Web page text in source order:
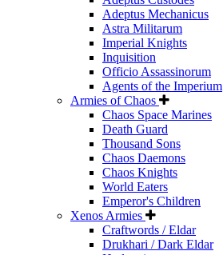
Adeptus Mechanicus
Astra Militarum
Imperial Knights
Inquisition
Officio Assassinorum
Agents of the Imperium
Armies of Chaos
Chaos Space Marines
Death Guard
Thousand Sons
Chaos Daemons
Chaos Knights
World Eaters
Emperor's Children
Xenos Armies
Craftwords / Eldar
Drukhari / Dark Eldar